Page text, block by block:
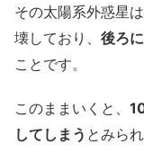
その太陽系外惑星
壊しており、 後ろ
ことです。
このままいくと、
してしまう とみら